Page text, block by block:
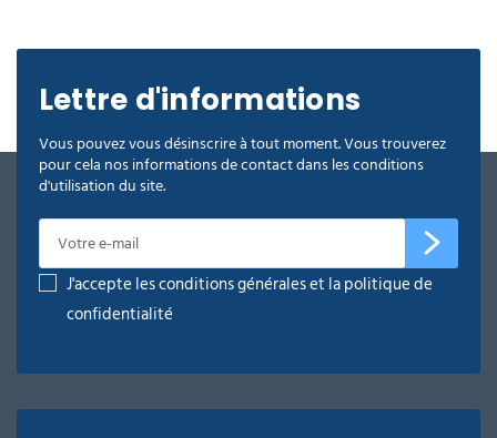
Lettre d'informations
Vous pouvez vous désinscrire à tout moment. Vous trouverez
pour cela nos informations de contact dans les conditions
d'utilisation du site.
J'accepte les conditions générales et la politique de
confidentialité